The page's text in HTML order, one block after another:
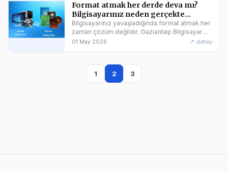
Format atmak her derde deva mı?
Bilgisayarınız neden gerçekte
yavaşlıyor? Gaziantep Bilgisayar
Teknik Servis ile sorununuzu çözün!
Bilgisayarınız yavaşladığında format atmak her
zaman çözüm değildir. Gaziantep Bilgisayar
Teknik Servis'ten destek alarak gerçek
01 May 2026 ↗ detay
1 2 3